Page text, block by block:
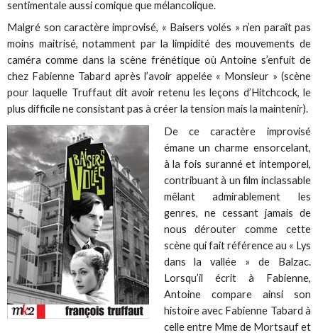
sentimentale aussi comique que mélancolique.
Malgré son caractère improvisé, « Baisers volés » n’en paraît pas
moins maitrisé, notamment par la limpidité des mouvements de
caméra comme dans la scène frénétique où Antoine s’enfuit de
chez Fabienne Tabard après l’avoir appelée « Monsieur » (scène
pour laquelle Truffaut dit avoir retenu les leçons d’Hitchcock, le
plus difficile ne consistant pas à créer la tension mais la maintenir).
De ce caractère improvisé
émane un charme ensorcelant,
à la fois suranné et intemporel,
contribuant à un film inclassable
mêlant admirablement les
genres, ne cessant jamais de
nous dérouter comme cette
scène qui fait référence au « Lys
dans la vallée » de Balzac.
Lorsqu’il écrit à Fabienne,
Antoine compare ainsi son
histoire avec Fabienne Tabard à
celle entre Mme de Mortsauf et